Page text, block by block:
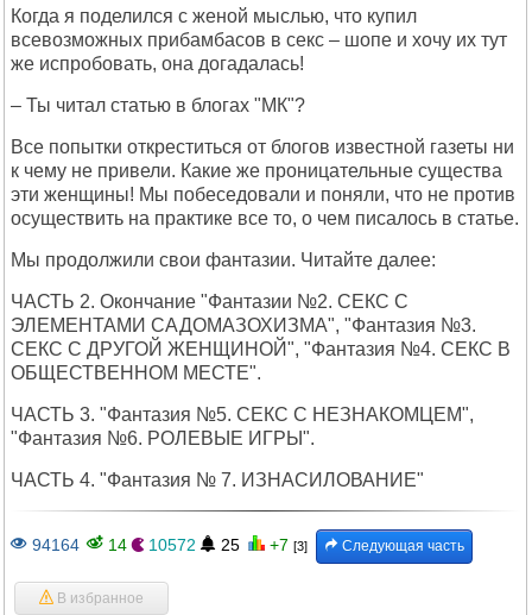
Когда я поделился с женой мыслью, что купил
всевозможных прибамбасов в секс – шопе и хочу их тут
же испробовать, она догадалась!
– Ты читал статью в блогах "МК"?
Все попытки откреститься от блогов известной газеты ни
к чему не привели. Какие же проницательные существа
эти женщины! Мы побеседовали и поняли, что не против
осуществить на практике все то, о чем писалось в статье.
Мы продолжили свои фантазии. Читайте далее:
ЧАСТЬ 2. Окончание "Фантазии №2. СЕКС С
ЭЛЕМЕНТАМИ САДОМАЗОХИЗМА", "Фантазия №3.
СЕКС С ДРУГОЙ ЖЕНЩИНОЙ", "Фантазия №4. СЕКС В
ОБЩЕСТВЕННОМ МЕСТЕ".
ЧАСТЬ 3. "Фантазия №5. СЕКС С НЕЗНАКОМЦЕМ",
"Фантазия №6. РОЛЕВЫЕ ИГРЫ".
ЧАСТЬ 4. "Фантазия № 7. ИЗНАСИЛОВАНИЕ"
94164 14 10572 25 +7 [3] Следующая часть
В избранное